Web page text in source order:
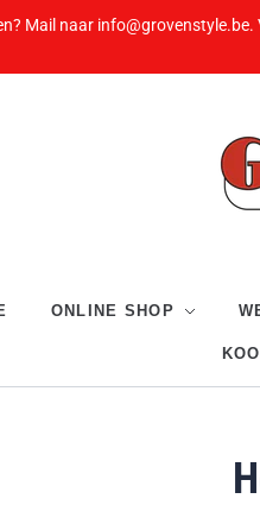
Mail naar
ONLINE SHOP